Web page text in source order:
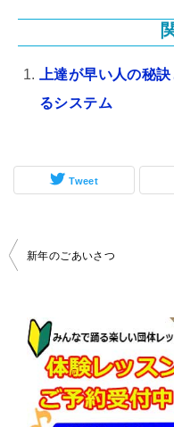
上達が早い人の秘
るシステム
Tweet
投
新年のごあいさつ